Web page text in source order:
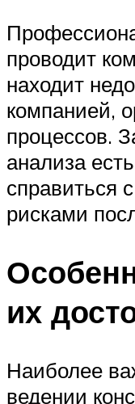
проводит
находит
компанией,
процессов.
анализа
справиться
рисками
их
Наиболее
ведении